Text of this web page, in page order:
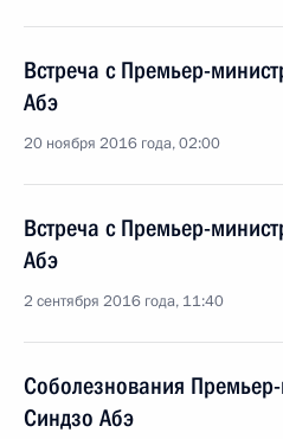
Встреча с Премьер-
Абэ
20 ноября 2016 года, 02:00
Встреча с Премьер-
Абэ
2 сентября 2016 года, 11:40
Соболезнования
Синдзо Абэ